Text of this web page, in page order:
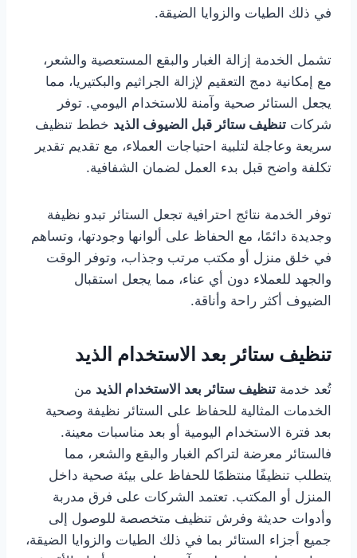
في ذلك الطيات والزوايا الضيقة.
تشمل الخدمة إزالة الغبار والبقع المستعصية والشعر،
مع إمكانية دمج التعقيم لإزالة الجراثيم والبكتيريا، مما
يجعل الستائر صحية وآمنة للاستخدام اليومي. توفر
شركات تنظيف ستائر قبل الضيوف الذيد خطط تنظيف
سريعة وعاجلة لتلبية احتياجات العملاء، مع تقديم تقدير
تكلفة واضح قبل بدء العمل لضمان الشفافية.
توفر الخدمة نتائج احترافية تجعل الستائر تبدو نظيفة
وجديدة دائمًا، مع الحفاظ على ألوانها وجودتها، وتساهم
في خلق منزل أو مكتب مرتب وجذاب، وتوفر الوقت
والجهد للعملاء دون أي عناء، مما يجعل استقبال
الضيوف أكثر راحة وأناقة.
تنظيف ستائر بعد الاستخدام الذيد
تُعد خدمة تنظيف ستائر بعد الاستخدام الذيد من
الخدمات المثالية للحفاظ على الستائر نظيفة وصحية
بعد فترة الاستخدام اليومية أو بعد مناسبات معينة.
فالستائر معرضة لتراكم الغبار والبقع والشعر، مما
يتطلب تنظيفًا منتظمًا للحفاظ على بيئة صحية داخل
المنزل أو المكتب. تعتمد الشركات على فرق مدربة
وأدوات حديثة وفرش تنظيف متخصصة للوصول إلى
جميع أجزاء الستائر بما في ذلك الطيات والزوايا الضيقة،